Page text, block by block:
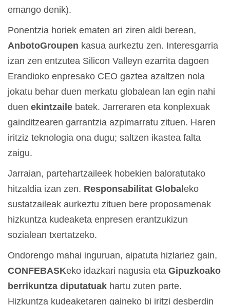
emango denik).
Ponentzia horiek ematen ari ziren aldi berean,
AnbotoGroupen kasua aurkeztu zen. Interesgarria
izan zen entzutea Silicon Valleyn ezarrita dagoen
Erandioko enpresako CEO gaztea azaltzen nola
jokatu behar duen merkatu globalean lan egin nahi
duen ekintzaile batek. Jarreraren eta konplexuak
gainditzearen garrantzia azpimarratu zituen. Haren
iritziz teknologia ona dugu; saltzen ikastea falta
zaigu.
Jarraian, partehartzaileek hobekien baloratutako
hitzaldia izan zen. Responsabilitat Global eko
sustatzaileak aurkeztu zituen bere proposamenak
hizkuntza kudeaketa enpresen erantzukizun
sozialean txertatzeko.
Ondorengo mahai inguruan, aipatuta hizlariez gain,
CONFEBASKeko idazkari nagusia eta Gipuzkoako
berrikuntza diputatuak hartu zuten parte.
Hizkuntza kudeaketaren gaineko bi iritzi desberdin